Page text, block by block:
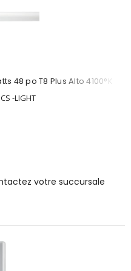
48 po T8 Plus Alto 4100°K
-LIGHT
votre succursale